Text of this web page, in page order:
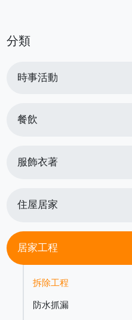
分類
時事活動
餐飲
服飾衣著
住屋居家
居家工程
拆除工程
防水抓漏